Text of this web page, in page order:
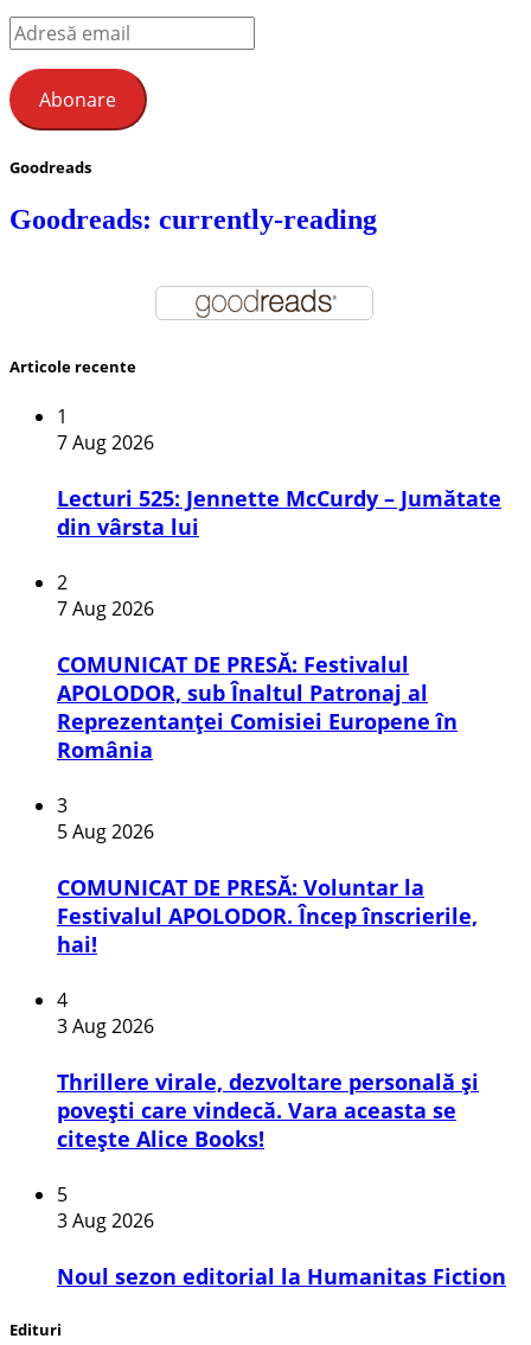
Adresă
email
Abonare
Goodreads
Goodreads: currently-reading
Articole recente
1
7 Aug 2026
Lecturi 525: Jennette McCurdy – Jumătate
din vârsta lui
2
7 Aug 2026
COMUNICAT DE PRESĂ: Festivalul
APOLODOR, sub Înaltul Patronaj al
Reprezentanței Comisiei Europene în
România
3
5 Aug 2026
COMUNICAT DE PRESĂ: Voluntar la
Festivalul APOLODOR. Încep înscrierile,
hai!
4
3 Aug 2026
Thrillere virale, dezvoltare personală și
povești care vindecă. Vara aceasta se
citește Alice Books!
5
3 Aug 2026
​Noul sezon editorial la Humanitas Fiction
Edituri